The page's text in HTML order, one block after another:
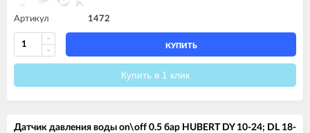
Артикул 1472
КУПИТЬ
Купить в 1 клик
Датчик давления воды on\off 0.5 бар HUBERT DY 10-24; DL 18-